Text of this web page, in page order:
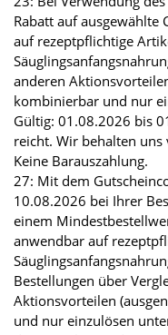
Rabatt auf ausgewählte
auf rezeptpflichtige
anderen
kombinierbar und nur
Gültig: 01.08.2026 bis
reicht. Wir behalten
Keine Barauszahlung.
27: Mit dem
10.08.2026 bei Ihrer
einem
anwendbar auf
Bestellungen über
Aktionsvorteilen
und nur einzulösen